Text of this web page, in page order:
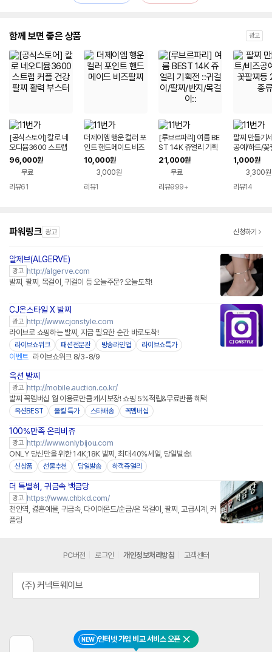
함께 보면 좋은 상품 광고
[공식스토어] 칼로 네
오디뮴3600 스트랩
커플 건강 팔찌 활력 부
스터
96,000원
무료
리뷰61
더제이엠 행운 컬러 포
인트 핸드메이드 비즈
팔찌
10,000원
3,000원
리뷰1
[루브르파리] 여름 BE
ST 14K 쥬얼리 기획
전 ::귀걸이/팔찌/반지/
목걸이::
21,000원
무료
리뷰999+
팔찌 만들기
공예/하트/꽃
1가지 종류
1,000원
3,300원
리뷰14
파워링크 광고 신청하기
알제브(ALGERVE)
광고 http://algerve.com
발찌, 팔찌, 목걸이, 귀걸이 등 오늘주문? 오늘도착!
CJ온스타일 X 발찌
광고 http://www.cjonstyle.com
라이브로 쇼핑하는 발찌, 지금 필요한 순간 바로도착!
라이브쇼위크 패션전문관 방송라인업 라이브쇼특가
이벤트 라이브쇼위크 8/3-8/9
옥션 발찌
광고 http://mobile.auction.co.kr/
발찌 꼭멤버십 월 이용료만큼 캐시보장! 쇼핑 5%적립&무료반품 혜택
옥션BEST 올킬 특가 스타배송 꼭멤버십
100%만족 온리비쥬
광고 http://www.onlybijou.com
ONLY 당신만을 위한 14K,18K 발찌, 최대40%세일, 당일발송!
신상품 선물추천 당일발송 하객쥬얼리
더 특별히, 귀금속 백금당
광고 https://www.chbkd.com/
천안역, 겷혼예물, 귀금속, 다이아몬드/순금/은 목걸이, 팔찌, 고급시계, 커
플링
NEW 인터넷 가입 비교 서비스 오픈 닫기
PC버전 로그인 개인정보처리방침 고객센터
(주) 커넥트웨이브